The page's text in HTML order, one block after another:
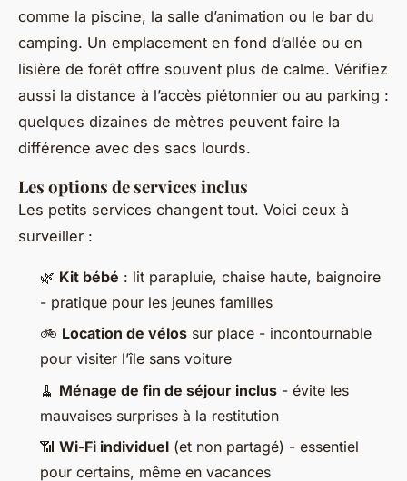
comme la piscine, la salle d’animation ou le bar du
camping. Un emplacement en fond d’allée ou en
lisière de forêt offre souvent plus de calme. Vérifiez
aussi la distance à l’accès piétonnier ou au parking :
quelques dizaines de mètres peuvent faire la
différence avec des sacs lourds.
Les options de services inclus
Les petits services changent tout. Voici ceux à
surveiller :
🌿 Kit bébé : lit parapluie, chaise haute, baignoire
- pratique pour les jeunes familles
🚲 Location de vélos sur place - incontournable
pour visiter l’île sans voiture
🧹 Ménage de fin de séjour inclus - évite les
mauvaises surprises à la restitution
📶 Wi-Fi individuel (et non partagé) - essentiel
pour certains, même en vacances